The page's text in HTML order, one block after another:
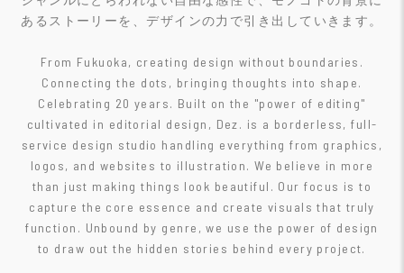
あるストーリーを、デザインの力で引き出していきます。
From Fukuoka, creating design without boundaries.
Connecting the dots, bringing thoughts into shape.
Celebrating 20 years. Built on the "power of editing"
cultivated in editorial design, Dez. is a borderless, full-
service design studio handling everything from graphics,
logos, and websites to illustration. We believe in more
than just making things look beautiful. Our focus is to
capture the core essence and create visuals that truly
function. Unbound by genre, we use the power of design
to draw out the hidden stories behind every project.